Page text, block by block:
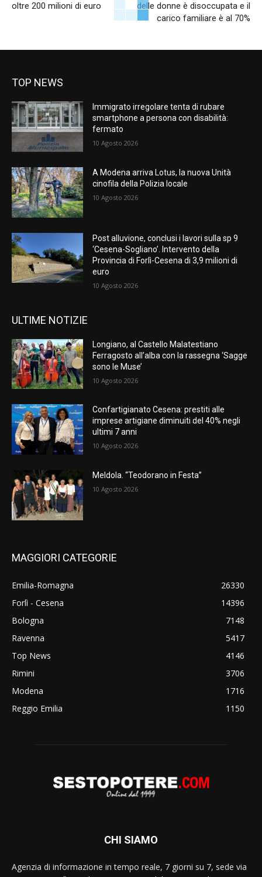
oltre 200 milioni di euro
delle donne è disoccupata e il
carico familiare è al 70%
TOP NEWS
Immigrato irregolare tenta di rubare
smartphone a persona con disabilità:
fermato
10 Agosto 2026
A Modena arriva Lotus, la nuova Unità
cinofila della Polizia locale
10 Agosto 2026
Post alluvione, conclusi i lavori sulla sp 9
‘Cesena-Sogliano’. Intervento della
Provincia di Forlì-Cesena di 3,9 milioni di
euro
10 Agosto 2026
ULTIME NOTIZIE
Longiano, al Castello Malatestiano
Ferragosto all’alba con la rassegna ‘Sagge
sono le Muse’
10 Agosto 2026
Confartigianato Cesena: prestiti alle
imprese artigiane diminuiti del 40% negli
ultimi 7 anni
10 Agosto 2026
Meldola. “Teodorano in Festa”
10 Agosto 2026
MAGGIORI CATEGORIE
Emilia-Romagna
26330
Forlì - Cesena
14396
Bologna
7148
Ravenna
5417
Top News
4146
Rimini
3706
Modena
1716
Reggio Emilia
1150
CHI SIAMO
Agenzia di informazione in tempo reale, 7 giorni su 7, sede via